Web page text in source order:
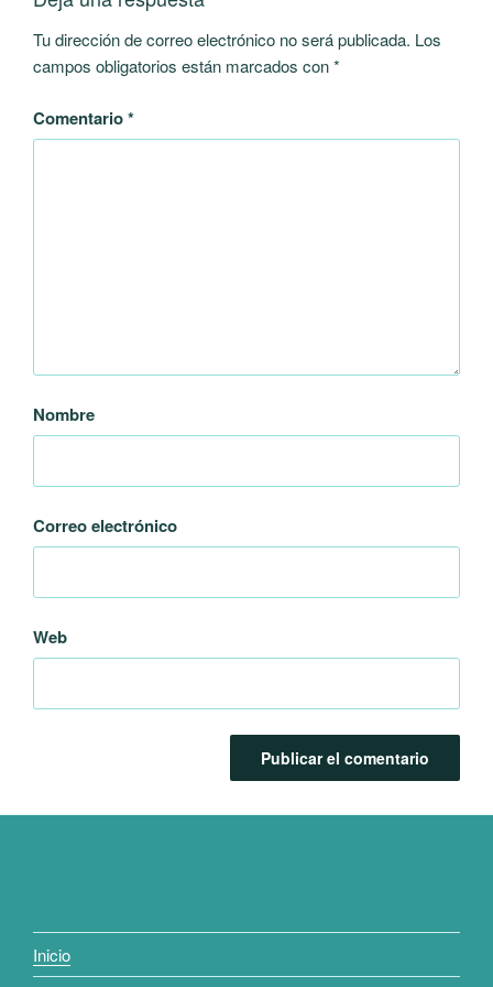
Tu dirección de correo electrónico no será publicada. Los
campos obligatorios están marcados con*
Comentario*
Nombre
Correo electrónico
Web
Inicio